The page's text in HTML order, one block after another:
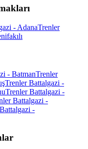
- AdanaTrenler
- BatmanTrenler
Trenler Battalgazi -
Trenler Battalgazi -
Battalgazi -
-